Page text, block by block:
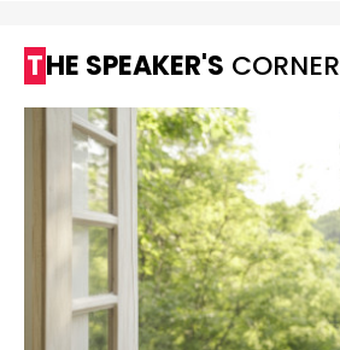
THE SPEAKER'S CORNER